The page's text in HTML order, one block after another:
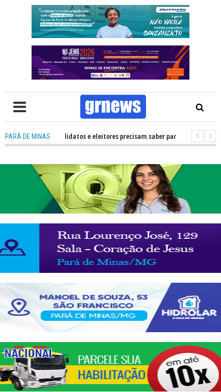
PARÁ DE MINAS
TV: O que candidatos e eleitores precisam saber para não ter problemas